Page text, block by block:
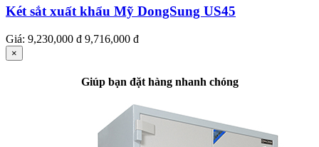
Két sắt xuất khẩu Mỹ DongSung US45
Giá: 9,230,000 đ 9,716,000 đ
×
Giúp bạn đặt hàng nhanh chóng